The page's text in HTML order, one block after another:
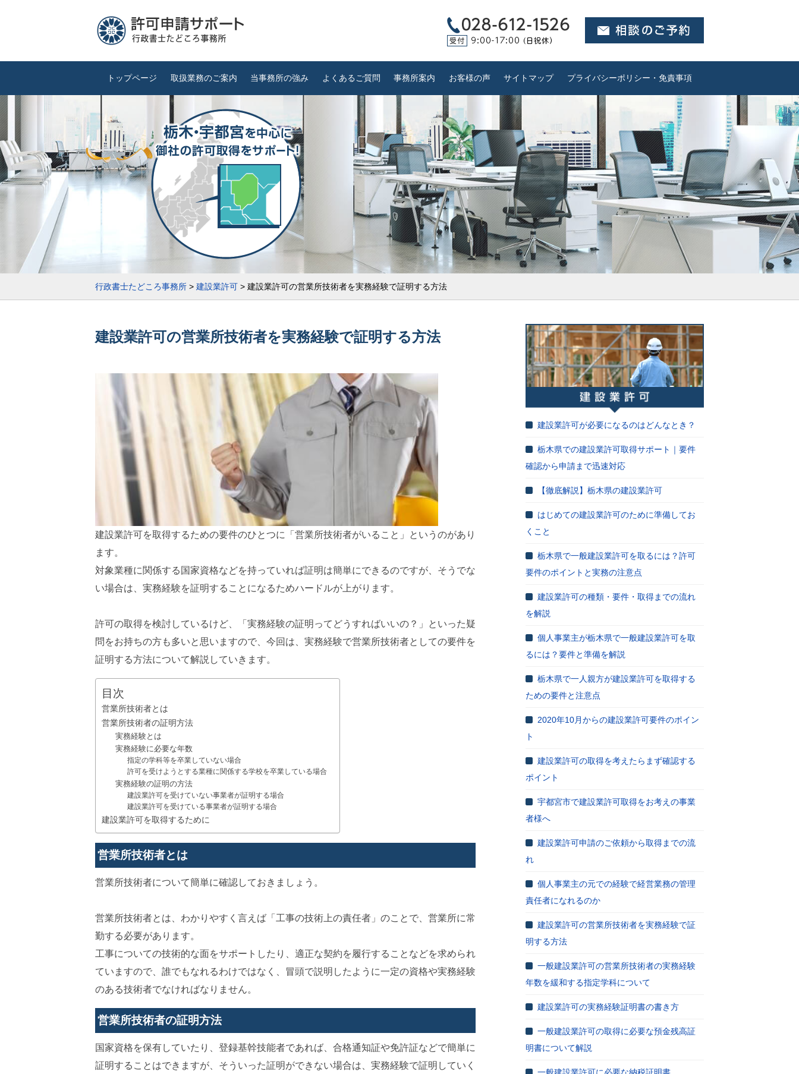
トップページ 取扱業務のご案内 当事務所の強み よくあるご質問 事務所案内 お客様の声 サイトマップ プライバシーポリシー・免責事項
行政書士たどころ事務所 > 建設業許可 > 建設業許可の営業所技術者を実務経験で証明する方法
建設業許可の営業所技術者を実務経験で証明する方法
建設業許可を取得するための要件のひとつに「営業所技術者がいること」というのがあり
ます。
対象業種に関係する国家資格などを持っていれば証明は簡単にできるのですが、そうでな
い場合は、実務経験を証明することになるためハードルが上がります。
許可の取得を検討しているけど、「実務経験の証明ってどうすればいいの？」といった疑
問をお持ちの方も多いと思いますので、今回は、実務経験で営業所技術者としての要件を
証明する方法について解説していきます。
目次
営業所技術者とは
営業所技術者の証明方法
実務経験とは
実務経験に必要な年数
指定の学科等を卒業していない場合
許可を受けようとする業種に関係する学校を卒業している場合
実務経験の証明の方法
建設業許可を受けていない事業者が証明する場合
建設業許可を受けている事業者が証明する場合
建設業許可を取得するために
営業所技術者とは
営業所技術者について簡単に確認しておきましょう。
営業所技術者とは、わかりやすく言えば「工事の技術上の責任者」のことで、営業所に常
勤する必要があります。
工事についての技術的な面をサポートしたり、適正な契約を履行することなどを求められ
ていますので、誰でもなれるわけではなく、冒頭で説明したように一定の資格や実務経験
のある技術者でなければなりません。
営業所技術者の証明方法
国家資格を保有していたり、登録基幹技能者であれば、合格通知証や免許証などで簡単に
証明することはできますが、そういった証明ができない場合は、実務経験で証明していく
建設業許可が必要になるのはどんなとき？
栃木県での建設業許可取得サポート｜要件
確認から申請まで迅速対応
【徹底解説】栃木県の建設業許可
はじめての建設業許可のために準備してお
くこと
栃木県で一般建設業許可を取るには？許可
要件のポイントと実務の注意点
建設業許可の種類・要件・取得までの流れ
を解説
個人事業主が栃木県で一般建設業許可を取
るには？要件と準備を解説
栃木県で一人親方が建設業許可を取得する
ための要件と注意点
2020年10月からの建設業許可要件のポイン
ト
建設業許可の取得を考えたらまず確認する
ポイント
宇都宮市で建設業許可取得をお考えの事業
者様へ
建設業許可申請のご依頼から取得までの流
れ
個人事業主の元での経験で経営業務の管理
責任者になれるのか
建設業許可の営業所技術者を実務経験で証
明する方法
一般建設業許可の営業所技術者の実務経験
年数を緩和する指定学科について
建設業許可の実務経験証明書の書き方
一般建設業許可の取得に必要な預金残高証
明書について解説